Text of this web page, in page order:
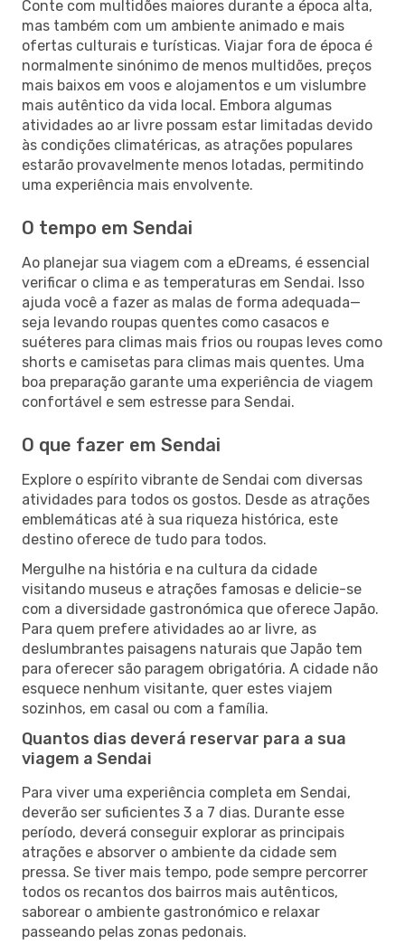
Conte com multidões maiores durante a época alta,
mas também com um ambiente animado e mais
ofertas culturais e turísticas. Viajar fora de época é
normalmente sinónimo de menos multidões, preços
mais baixos em voos e alojamentos e um vislumbre
mais autêntico da vida local. Embora algumas
atividades ao ar livre possam estar limitadas devido
às condições climatéricas, as atrações populares
estarão provavelmente menos lotadas, permitindo
uma experiência mais envolvente.
O tempo em Sendai
Ao planejar sua viagem com a eDreams, é essencial
verificar o clima e as temperaturas em Sendai. Isso
ajuda você a fazer as malas de forma adequada—
seja levando roupas quentes como casacos e
suéteres para climas mais frios ou roupas leves como
shorts e camisetas para climas mais quentes. Uma
boa preparação garante uma experiência de viagem
confortável e sem estresse para Sendai.
O que fazer em Sendai
Explore o espírito vibrante de Sendai com diversas
atividades para todos os gostos. Desde as atrações
emblemáticas até à sua riqueza histórica, este
destino oferece de tudo para todos.
Mergulhe na história e na cultura da cidade
visitando museus e atrações famosas e delicie-se
com a diversidade gastronómica que oferece Japão.
Para quem prefere atividades ao ar livre, as
deslumbrantes paisagens naturais que Japão tem
para oferecer são paragem obrigatória. A cidade não
esquece nenhum visitante, quer estes viajem
sozinhos, em casal ou com a família.
Quantos dias deverá reservar para a sua
viagem a Sendai
Para viver uma experiência completa em Sendai,
deverão ser suficientes 3 a 7 dias. Durante esse
período, deverá conseguir explorar as principais
atrações e absorver o ambiente da cidade sem
pressa. Se tiver mais tempo, pode sempre percorrer
todos os recantos dos bairros mais autênticos,
saborear o ambiente gastronómico e relaxar
passeando pelas zonas pedonais.